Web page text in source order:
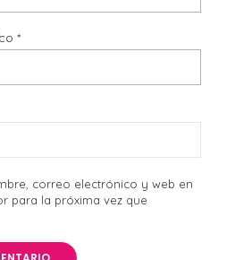
*
correo electrónico y web en
para la próxima vez que